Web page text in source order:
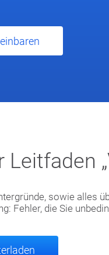
sowie alles
Fehler, die Sie